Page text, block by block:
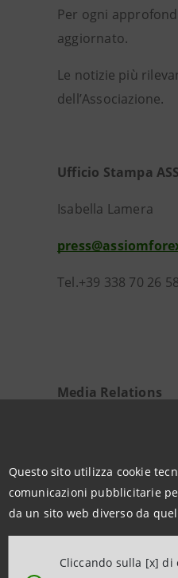
Questo sito utilizza cookie
comunicazioni pubblicitarie
da un sito web diverso da
Cliccando sulla [x] di
Per ogni
aggiornato.
Le notizie più
dell’Associazione.
Ufficio Stampa
Isabella Lamera
Tel.+39 338 70 26
Media Relations
Corporate &